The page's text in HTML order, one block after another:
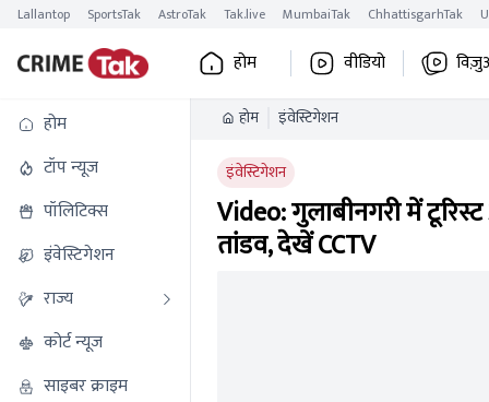
Lallantop SportsTak AstroTak Tak.live MumbaiTak ChhattisgarhTak
होम वीडियो
होम
टॉप न्यूज
पॉलिटिक्स
इंवेस्टिगेशन
राज्य
कोर्ट न्यूज
साइबर क्राइम
होम इंवेस्टिगेशन
इंवेस्टिगेशन
Video: गुलाबीनगरी में
तांडव, देखें CCTV